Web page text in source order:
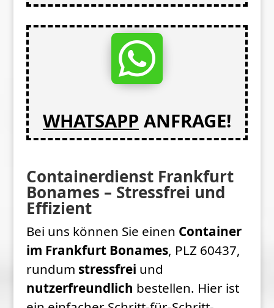

WHATSAPP ANFRAGE!
Containerdienst Frankfurt
Bonames – Stressfrei und
Effizient
Bei uns können Sie einen Container
im Frankfurt Bonames, PLZ 60437,
rundum stressfrei und
nutzerfreundlich bestellen. Hier ist